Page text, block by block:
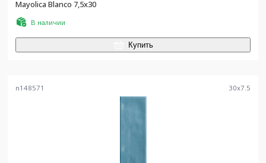
Mayolica Blanco 7,5x30
В наличии
Купить
n148571 30x7.5